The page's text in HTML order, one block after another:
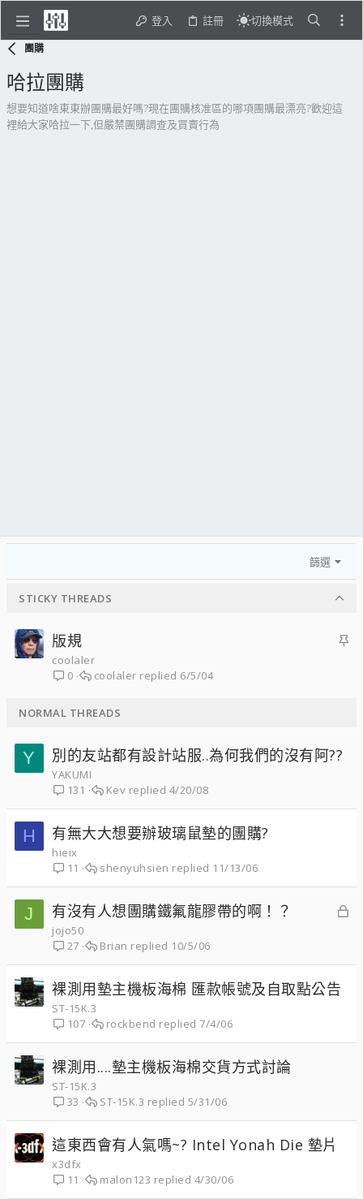
登入 註冊 切換模式
團購
哈拉團購
想要知道啥東東辦團購最好嗎?現在團購核准區的哪項團購最漂亮?歡迎這
裡給大家哈拉一下,但嚴禁團購調查及買賣行為
篩選
STICKY THREADS
主
版規
coolaler
0
6/5/04
coolaler
NORMAL THREADS
Y 別的友站都有設計站服..為何我們的沒有阿??
YAKUMI
131
4/20/08
Kev
H 有無大大想要辦玻璃鼠墊的團購?
hieix
11
11/13/06
shenyuhsien
J
已
有沒有人想團購鐵氟龍膠帶的啊！？
jojo50
27
10/5/06
Brian
裸測用墊主機板海棉 匯款帳號及自取點公告
ST-15K.3
107
7/4/06
rockbend
裸測用....墊主機板海棉交貨方式討論
ST-15K.3
33
5/31/06
ST-15K.3
這東西會有人氣嗎~? Intel Yonah Die 墊片
x3dfx
11
4/30/06
malon123